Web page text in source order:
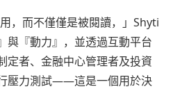
用，而不僅僅是被閱讀，」Shyti
與『動力』，並透過互動平台
定者、金融中心管理者及投資
壓力測試——這是一個用於決